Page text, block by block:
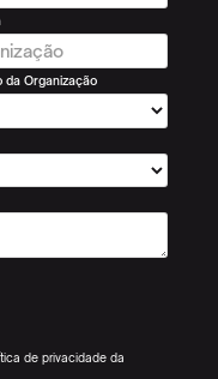
da Organização
de privacidade da